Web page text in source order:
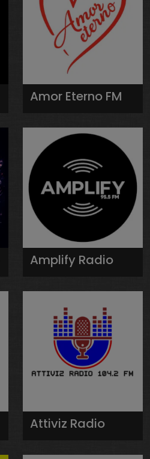
Amor Eterno FM
Amplify Radio
Attiviz Radio